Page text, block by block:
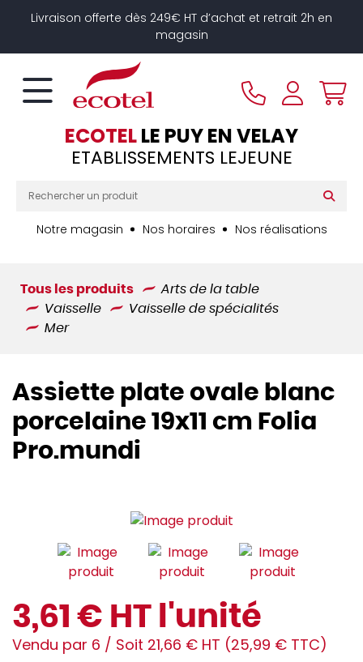
Livraison offerte dès 249€ HT d’achat et retrait 2h en
magasin
ECOTELLE PUY EN VELAY
ETABLISSEMENTS LEJEUNE
Notre magasin Nos horaires Nos réalisations
Tous les produits
Arts de la table
Vaisselle
Vaisselle de spécialités
Mer
Assiette plate ovale blanc
porcelaine 19x11 cm Folia
Pro.mundi
3,61 € HT l'unité
Vendu par 6 / Soit 21,66 € HT (25,99 € TTC)
Panneau de gestion des cookies